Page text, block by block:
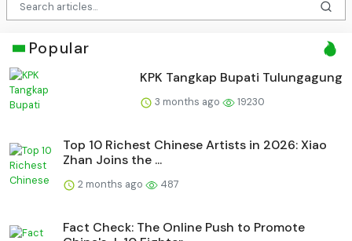
Popular
KPK Tangkap Bupati Tulungagung
3 months ago 19230
Top 10 Richest Chinese Artists in 2026: Xiao
Zhan Joins the ...
2 months ago 487
Fact Check: The Online Push to Promote